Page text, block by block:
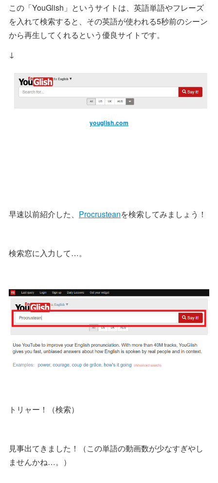
この「YouGlish」というサイトは、英語単語やフレーズ
を入れて検索すると、その英語が使われる5秒前のシーン
から再生してくれるという優良サイトです。
↓
youglish.com
早速以前紹介した、 Procrusteanを検索してみましょう！
検索窓に入力して…。
トリャー！（検索）
見事出てきました！（この単語の動画数が少なすぎやし
ませんかね…。）